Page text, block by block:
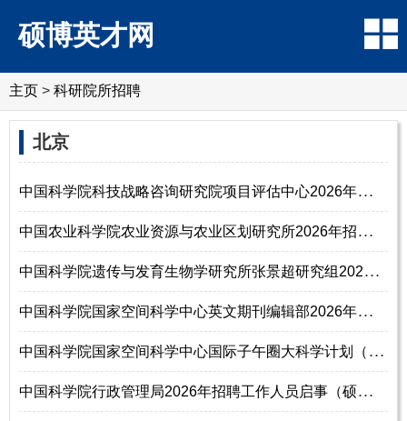
硕博英才网
主页 > 科研院所招聘
北京
中
国科学院科技战略咨询研究院项目评估中心2026年招聘中层领导岗位人员启事
中
国农业科学院农业资源与农业区划研究所2026年招聘高层次人才公告
中
国科学院遗传与发育生物学研究所张景超研究组2026年招聘启事（硕士研究生
中
国科学院国家空间科学中心英文期刊编辑部2026年招聘工作人员启事（博士研
中
国科学院国家空间科学中心国际子午圈大科学计划（IMCP）2026年诚聘英才（博
中
国科学院行政管理局2026年招聘工作人员启事（硕士研究生及以上）